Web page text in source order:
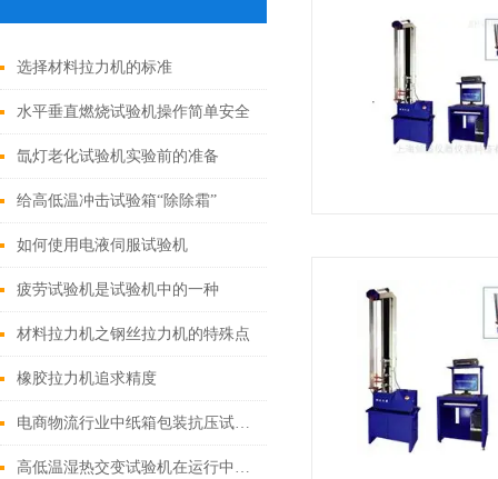
选择材料拉力机的标准
水平垂直燃烧试验机操作简单安全
氙灯老化试验机实验前的准备
给高低温冲击试验箱“除除霜”
如何使用电液伺服试验机
疲劳试验机是试验机中的一种
材料拉力机之钢丝拉力机的特殊点
橡胶拉力机追求精度
电商物流行业中纸箱包装抗压试验机的关键作用
高低温湿热交变试验机在运行中出现的一些小故障